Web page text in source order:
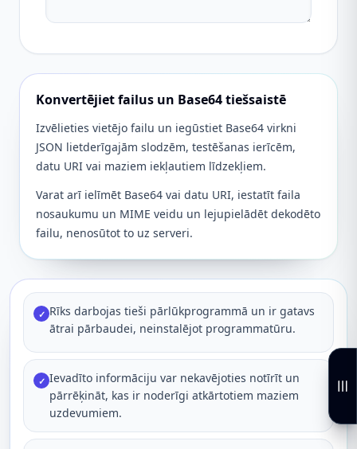
Konvertējiet failus un Base64 tiešsaistē
Izvēlieties vietējo failu un iegūstiet Base64 virkni
JSON lietderīgajām slodzēm, testēšanas ierīcēm,
datu URI vai maziem iekļautiem līdzekļiem.
Varat arī ielīmēt Base64 vai datu URI, iestatīt faila
nosaukumu un MIME veidu un lejupielādēt dekodēto
failu, nenosūtot to uz serveri.
✓ Rīks darbojas tieši pārlūkprogrammā un ir gatavs
ātrai pārbaudei, neinstalējot programmatūru.
✓ Ievadīto informāciju var nekavējoties notīrīt un
pārrēķināt, kas ir noderīgi atkārtotiem maziem
uzdevumiem.